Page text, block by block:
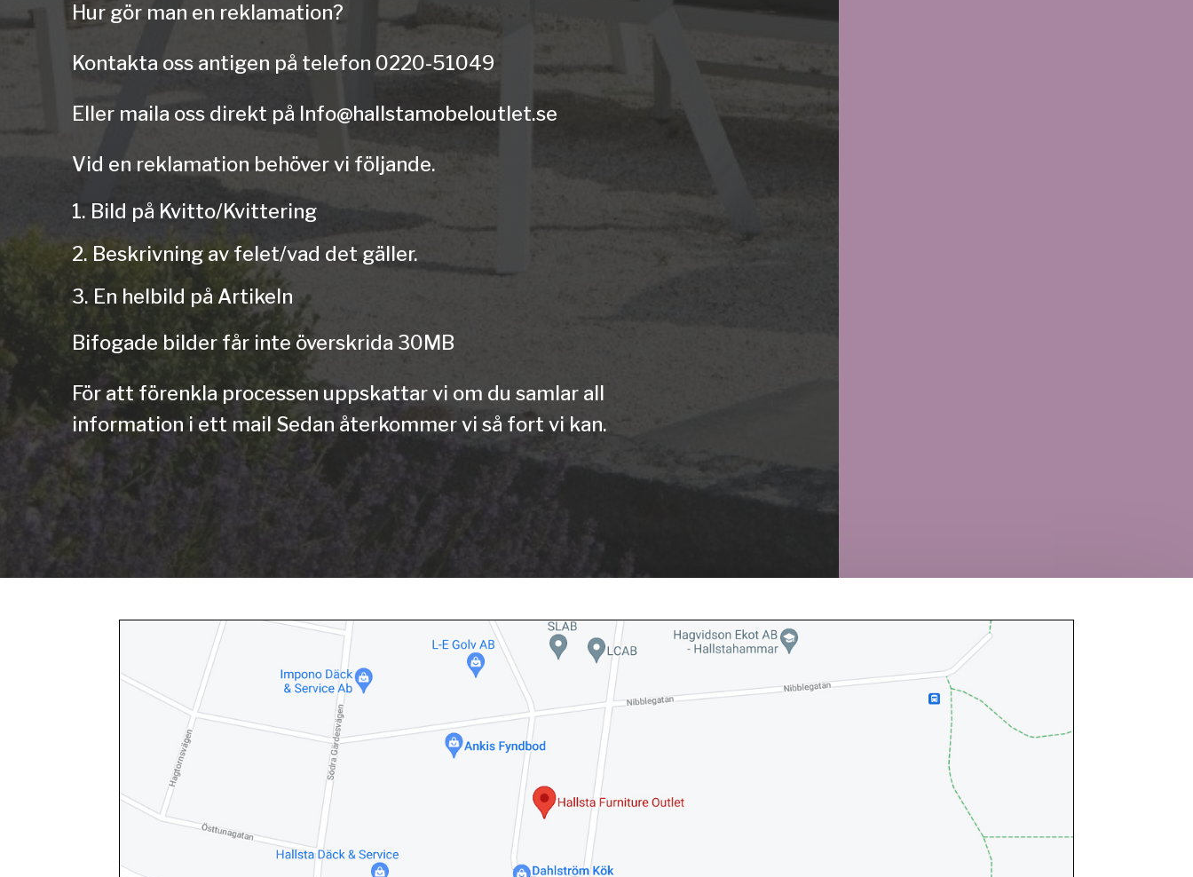
Hur gör man en reklamation?
Kontakta oss antigen på telefon 0220-51049
Eller maila oss direkt på Info@hallstamobeloutlet.se
Vid en reklamation behöver vi följande.
Bild på Kvitto/Kvittering
Beskrivning av felet/vad det gäller.
En helbild på Artikeln
Bifogade bilder får inte överskrida 30MB
För att förenkla processen uppskattar vi om du samlar all
information i ett mail Sedan återkommer vi så fort vi kan.